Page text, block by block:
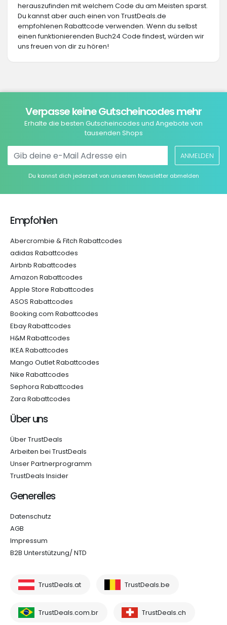
herauszufinden mit welchem Code du am Meisten sparst.
Du kannst aber auch einen von TrustDeals.de
empfohlenen Rabattcode verwenden. Wenn du selbst
einen funktionierenden Buch24 Code findest, würden wir
uns freuen von dir zu hören!
Verpasse keine Gutscheincodes mehr
Erhalte die besten Gutscheincodes und Angebote von
tausenden Shops
ANMELDEN
Du kannst dich jederzeit von unserem Newsletter abmelden
Empfohlen
Abercrombie & Fitch Rabattcodes
adidas Rabattcodes
Airbnb Rabattcodes
Amazon Rabattcodes
Apple Store Rabattcodes
ASOS Rabattcodes
Booking.com Rabattcodes
Ebay Rabattcodes
H&M Rabattcodes
IKEA Rabattcodes
Mango Outlet Rabattcodes
Nike Rabattcodes
Sephora Rabattcodes
Zara Rabattcodes
Über uns
Über TrustDeals
Arbeiten bei TrustDeals
Unser Partnerprogramm
TrustDeals Insider
Generelles
Datenschutz
AGB
Impressum
B2B Unterstützung/ NTD
TrustDeals.at TrustDeals.be
TrustDeals.com.br TrustDeals.ch